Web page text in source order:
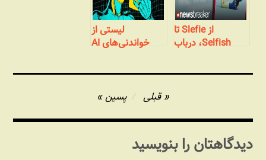
از Slefie تا
Selfish، درباب
جدید
لیستی از
خواندنی‌های AI
نوشته
قبلی پسین
دیدگاهتان را بنویسید